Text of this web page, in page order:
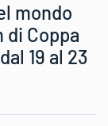
mondo
di Coppa
19 al 23